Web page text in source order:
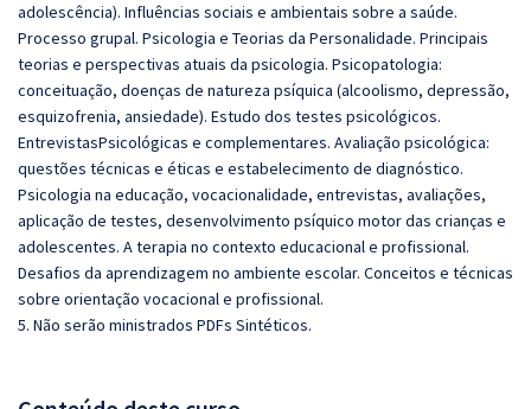
adolescência). Influências sociais e ambientais sobre a saúde.
Processo grupal. Psicologia e Teorias da Personalidade. Principais
teorias e perspectivas atuais da psicologia. Psicopatologia:
conceituação, doenças de natureza psíquica (alcoolismo, depressão,
esquizofrenia, ansiedade). Estudo dos testes psicológicos.
EntrevistasPsicológicas e complementares. Avaliação psicológica:
questões técnicas e éticas e estabelecimento de diagnóstico.
Psicologia na educação, vocacionalidade, entrevistas, avaliações,
aplicação de testes, desenvolvimento psíquico motor das crianças e
adolescentes. A terapia no contexto educacional e profissional.
Desafios da aprendizagem no ambiente escolar. Conceitos e técnicas
sobre orientação vocacional e profissional.
5. Não serão ministrados PDFs Sintéticos.